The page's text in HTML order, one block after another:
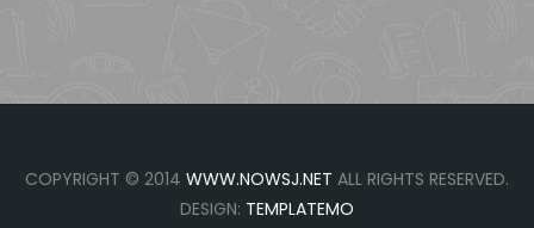
COPYRIGHT © 2014 WWW.NOWSJ.NET ALL RIGHTS RESERVED.
DESIGN: TEMPLATEMO